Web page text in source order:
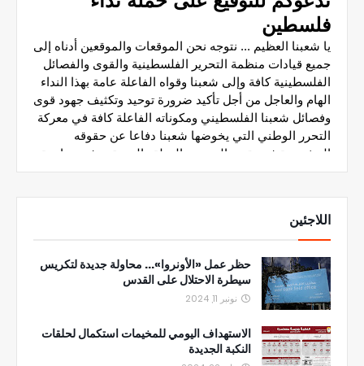
اللاجئين
حظر عمل «الأونروا»... محاولة جديدة لتكريس
سيطرة الاحتلال على القدس
نونبر 11, 2024
الاستهداف اليومي للمخيمات استكمال لحلقات
النكبة الجديدة